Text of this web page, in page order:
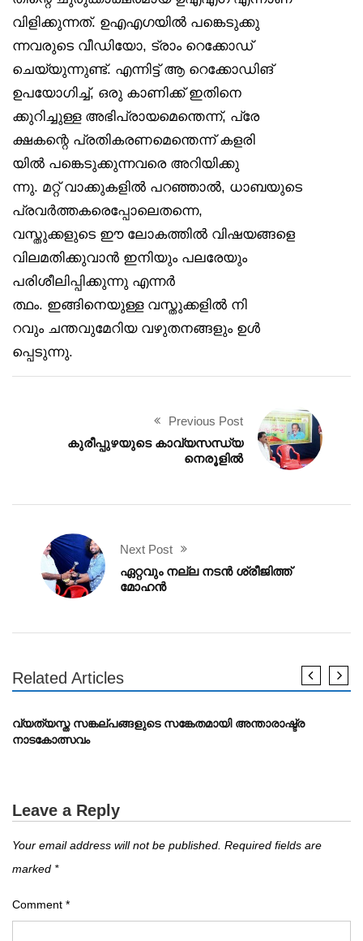
വിളിക്കുന്നത്. ഉഎഎഗയിൽ പങ്കെടുക്കു
ന്നവരുടെ വീഡിയോ, ട്രാം റെക്കോഡ്
ചെയ്യുന്നുണ്ട്. എന്നിട്ട് ആ റെക്കോഡിങ്
ഉപയോഗിച്ച്, ഒരു കാണിക്ക് ഇതിനെ
ക്കുറിച്ചുള്ള അഭിപ്രായമെന്തെന്ന്, പ്രേ
ക്ഷകന്റെ പ്രതികരണമെന്തെന്ന് കളരി
യിൽ പങ്കെടുക്കുന്നവരെ അറിയിക്കു
ന്നു. മറ്റ് വാക്കുകളിൽ പറഞ്ഞാൽ, ധാബയുടെ
പ്രവർത്തകരെപ്പോലെതന്നെ,
വസ്തുക്കളുടെ ഈ ലോകത്തിൽ വിഷയങ്ങളെ
വിലമതിക്കുവാൻ ഇനിയും പലരേയും
പരിശീലിപ്പിക്കുന്നു എന്നർ
ത്ഥം. ഇങ്ങിനെയുള്ള വസ്തുക്കളിൽ നി
റവും ചന്തവുമേറിയ വഴുതനങ്ങളും ഉൾ
പ്പെടുന്നു.
Previous Post
കുരീപ്പുഴയുടെ കാവ്യസന്ധ്യ
നെരൂളിൽ
Next Post
ഏറ്റവും നല്ല നടൻ ശ്രീജിത്ത്
മോഹൻ
Related Articles
DRAMA
വ്യത്യസ്ത സങ്കല്പങ്ങളുടെ സങ്കേതമായി അന്താരാഷ്ട്ര
നാടകോത്സവം
Leave a Reply
Your email address will not be published. Required fields are
marked *
Comment *